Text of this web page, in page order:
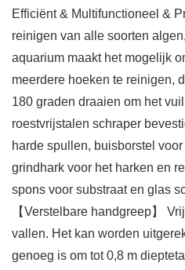
Efficiënt & Multifunctioneel &
reinigen van alle soorten
aquarium maakt het mogelijk
meerdere hoeken te reinigen,
180 graden draaien om het
roestvrijstalen schraper
harde spullen, buisborstel
grindhark voor het harken en
spons voor substraat en glas
【Verstelbare handgreep】
vallen. Het kan worden
genoeg is om tot 0,8 m